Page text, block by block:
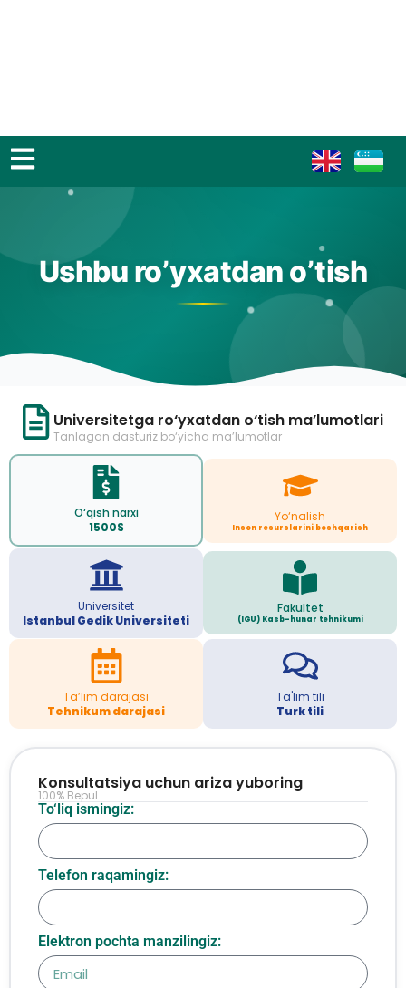
Ushbu ro’yxatdan o’tish
Universitetga ro‘yxatdan o‘tish ma’lumotlari
Tanlagan dasturiz bo‘yicha ma’lumotlar
O‘qish narxi
1500$
Yo‘nalish
Inson resurslarini boshqarish
Universitet
Istanbul Gedik Universiteti
Fakultet
(IGU) Kasb-hunar tehnikumi
Ta’lim darajasi
Tehnikum darajasi
Ta'lim tili
Turk tili
To‘liq ismingiz:
Telefon raqamingiz:
Elektron pochta manzilingiz:
Konsultatsiya uchun ariza yuboring
100% Bepul